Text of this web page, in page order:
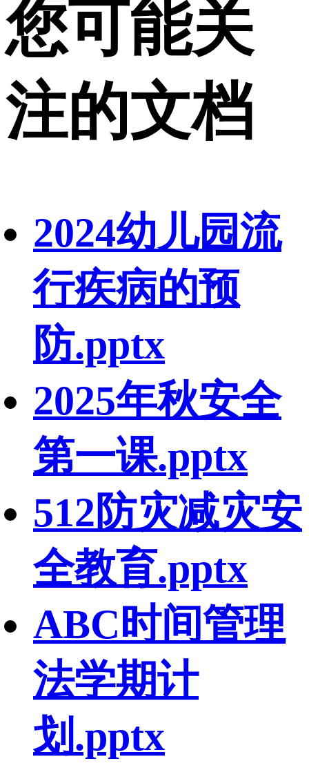
您可能关
注的文档
2024幼儿园流
行疾病的预
防.pptx
2025年秋安全
第一课.pptx
512防灾减灾安
全教育.pptx
ABC时间管理
法学期计
划.pptx